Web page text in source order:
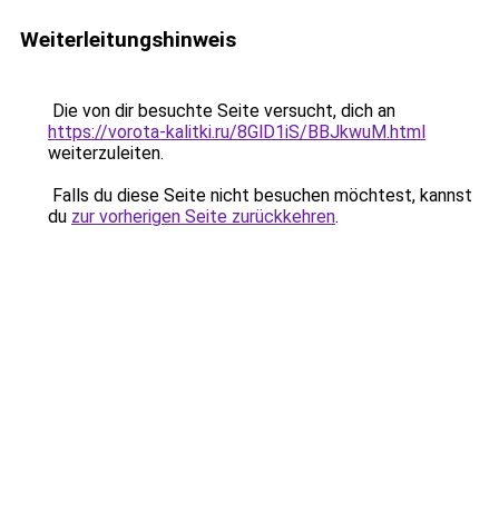
Weiterleitungshinweis
Die von dir besuchte Seite versucht, dich an
https://vorota-kalitki.ru/8GlD1iS/BBJkwuM.html
weiterzuleiten.
Falls du diese Seite nicht besuchen möchtest, kannst
du zur vorherigen Seite zurückkehren.